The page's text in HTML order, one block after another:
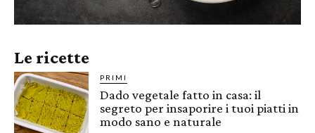
Le ricette
PRIMI
Dado vegetale fatto in casa: il
segreto per insaporire i tuoi piatti in
modo sano e naturale